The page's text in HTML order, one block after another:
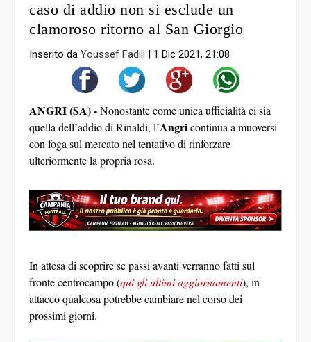
caso di addio non si esclude un
clamoroso ritorno al San Giorgio
Inserito daYoussef Fadili 1 Dic 2021, 21:08
ANGRI (SA) -Nonostante come unica ufficialità ci sia
quella dell’addio di Rinaldi, l’Angricontinua a muoversi
con foga sul mercato nel tentativo di rinforzare
ulteriormente la propria rosa.
In attesa di scoprire se passi avanti verranno fatti sul
fronte centrocampo (qui gli ultimi aggiornamenti), in
attacco qualcosa potrebbe cambiare nel corso dei
prossimi giorni.